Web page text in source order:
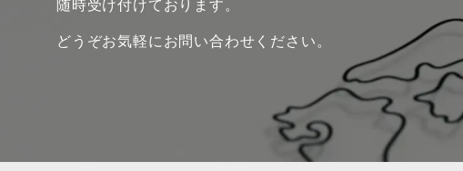
随時受け付けております。
どうぞお気軽にお問い合わせください。